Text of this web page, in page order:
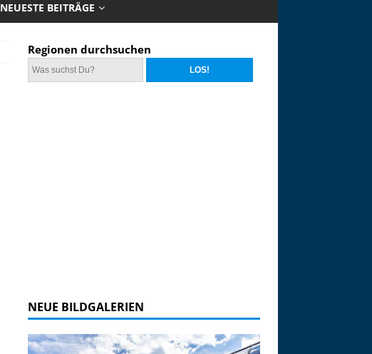
NEUESTE BEITRÄGE
Regionen durchsuchen
NEUE BILDGALERIEN